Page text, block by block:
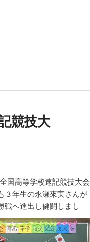
競技大
国高等学校速記競技大会
３年生の永瀬來実さんが
戦へ進出し健闘しまし